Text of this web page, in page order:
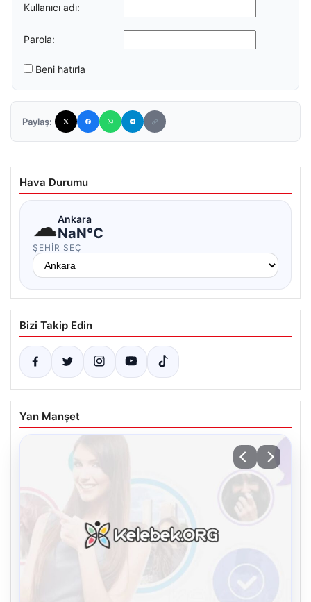
Kullanıcı adı:
Parola:
Beni hatırla
Paylaş:
Hava Durumu
☁Ankara
NaN°C
ŞEHIR SEÇ
Bizi Takip Edin
Yan Manşet